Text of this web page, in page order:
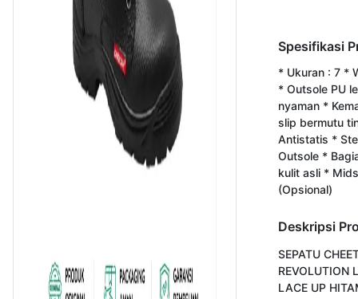
Spesifikasi
* Ukuran : 7 *
* Outsole PU
nyaman *
slip bermutu
Antistatis *
Outsole *
kulit asli *
(Opsional)
Deskripsi
SEPATU
REVOLUTION
LACE UP